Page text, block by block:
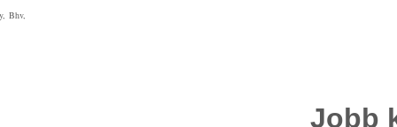
Bhv,
Jobb